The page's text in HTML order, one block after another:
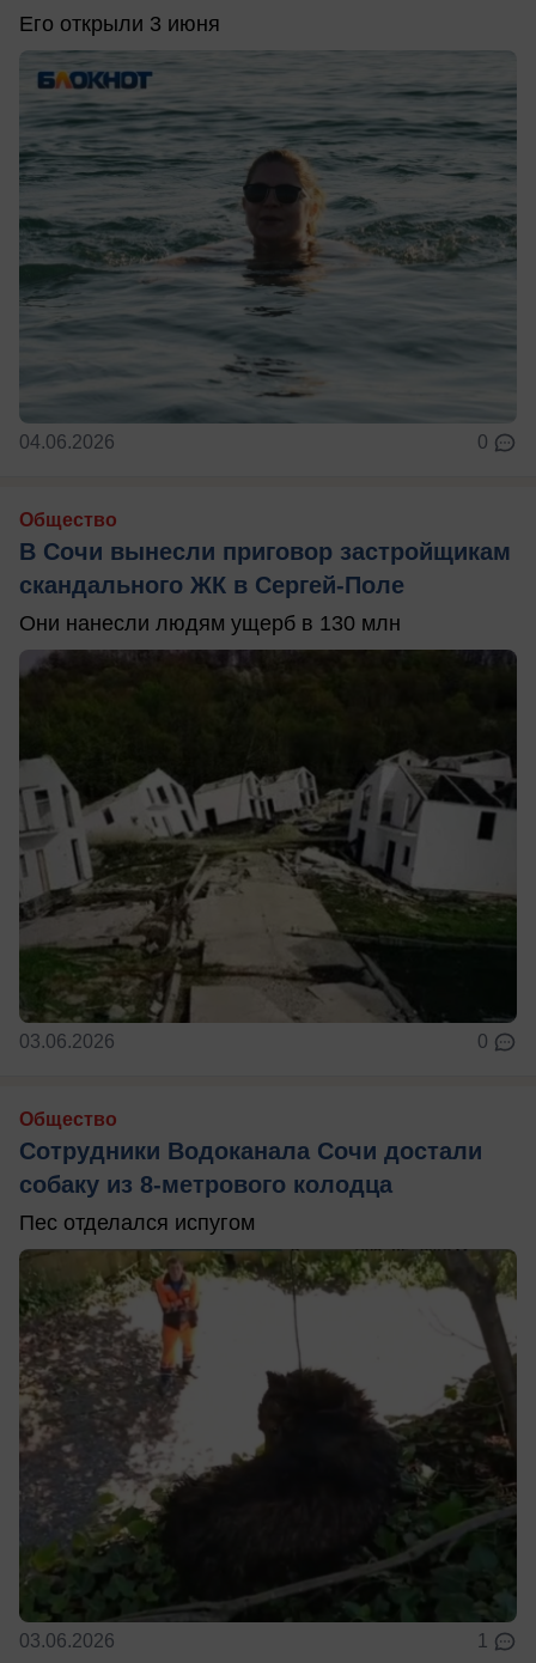
Его открыли 3 июня
04.06.2026 0
Общество
В Сочи вынесли приговор застройщикам
скандального ЖК в Сергей-Поле
Они нанесли людям ущерб в 130 млн
03.06.2026 0
Общество
Сотрудники Водоканала Сочи достали
собаку из 8-метрового колодца
Пес отделался испугом
03.06.2026 1